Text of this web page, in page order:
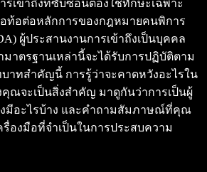
เข้าถึงที่ซับซ้อนต้องใช้ทักษะเฉพาะ
ท้อต่อหลักการของกฎหมายคนพิการ
ผู้ประสานงานการเข้าถึงเป็นบุคคล
าตรฐานเหล่านี้จะได้รับการปฏิบัติตาม
าทสำคัญนี้ การรู้ว่าจะคาดหวังอะไรใน
ณจะเป็นสิ่งสำคัญ มาดูกันว่าการเป็นผู้
งมีอะไรบ้าง และคำถามสัมภาษณ์ที่คุณ
รื่องมือที่จำเป็นในการประสบความ